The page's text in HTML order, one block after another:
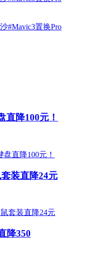
直降100元！
装直降24元
降350